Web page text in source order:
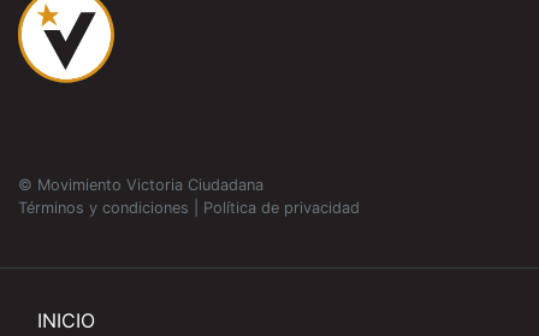
© Movimiento Victoria Ciudadana
Términos y condiciones
Política de privacidad
INICIO